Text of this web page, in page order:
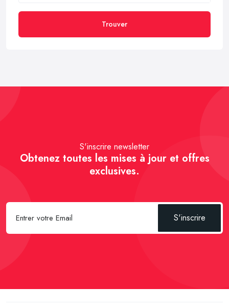
Trouver
S'inscrire newsletter
Obtenez toutes les mises à jour et offres
exclusives.
S'inscrire